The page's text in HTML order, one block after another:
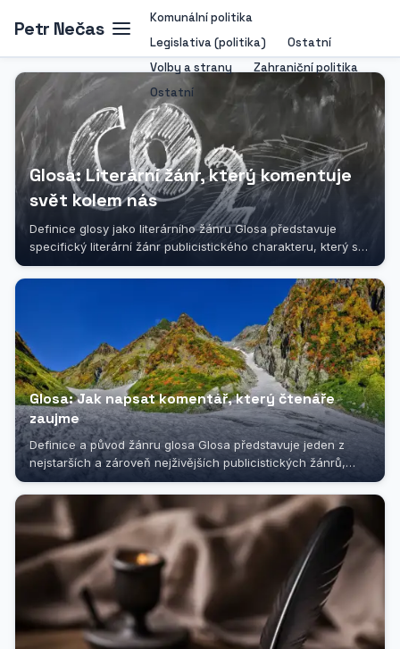
Petr Nečas
Komunální politika
Legislativa (politika)
Ostatní
Volby a strany
Zahraniční politika
Ostatní
Glosa: Literární žánr, který komentuje
svět kolem nás
Definice glosy jako literárního žánru Glosa představuje
specifický literární žánr publicistického charakteru, který se
vyznačuje...
Glosa: Jak napsat komentář, který čtenáře
zaujme
Definice a původ žánru glosa Glosa představuje jeden z
nejstarších a zároveň nejživějších publicistických žánrů,
který si dodnes...